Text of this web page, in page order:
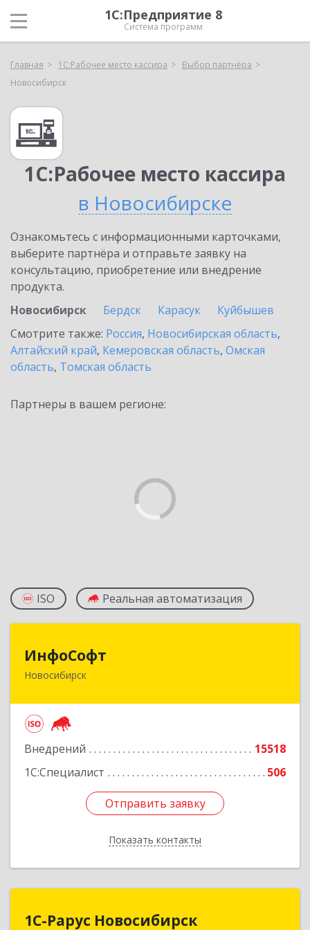
1С:Предприятие 8
Система программ
Главная 1С:Рабочее место кассира
Выбор партнёра
Новосибирск
1С:Рабочее место кассира
в Новосибирске
Ознакомьтесь с информационными карточками,
выберите партнёра и отправьте заявку на
консультацию, приобретение или внедрение
продукта.
Новосибирск
Бердск Карасук
Куйбышев
Смотрите также: Россия, Новосибирская область,
Алтайский край, Кемеровская область, Омская
область, Томская область
Партнеры в вашем регионе:
ISO Реальная автоматизация
ИнфоСофт
Новосибирск
Внедрений
15518
1С:Специалист
506
Отправить заявку
Показать контакты
630091, Новосибирская обл, Новосибирск г,
Отправить заявку
Назад
1С-Рарус Новосибирск
1С-Рарус Новосибирск